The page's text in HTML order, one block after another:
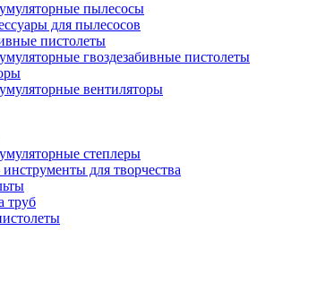
пылесосы
для пылесосов
пистолеты
гвоздезабивные пистолеты
вентиляторы
степлеры
для творчества
труб